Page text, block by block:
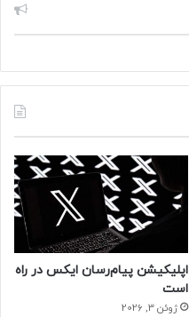
اپلیکیشن پیام‌رسان ایکس در راه
است
ژوئن 3, 2026